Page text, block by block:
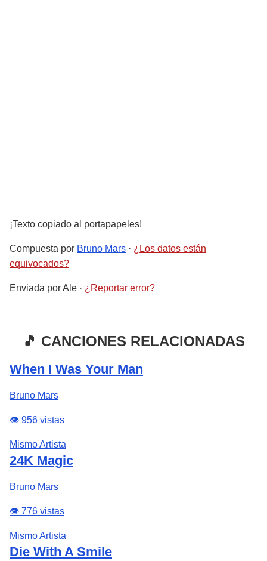
¡Texto copiado al portapapeles!
Compuesta por Bruno Mars · ¿Los datos están
equivocados?
Enviada porAle · ¿Reportar error?
🎵 CANCIONES RELACIONADAS
When I Was Your Man
Bruno Mars
👁️ 956 vistas
Mismo Artista
24K Magic
Bruno Mars
👁️ 776 vistas
Mismo Artista
Die With A Smile